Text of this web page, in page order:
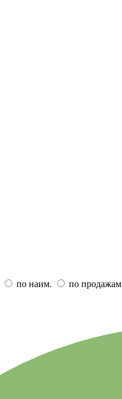
по наим. по продажам